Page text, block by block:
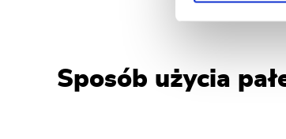
Sposób użycia